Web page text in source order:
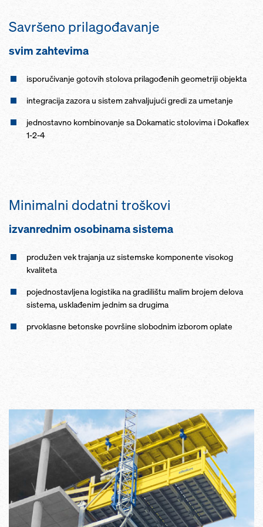
Savršeno prilagođavanje
svim zahtevima
isporučivanje gotovih stolova prilagođenih geometriji objekta
integracija zazora u sistem zahvaljujući gredi za umetanje
jednostavno kombinovanje sa Dokamatic stolovima i Dokaflex
1-2-4
Minimalni dodatni troškovi
izvanrednim osobinama sistema
produžen vek trajanja uz sistemske komponente visokog
kvaliteta
pojednostavljena logistika na gradilištu malim brojem delova
sistema, usklađenim jednim sa drugima
prvoklasne betonske površine slobodnim izborom oplate